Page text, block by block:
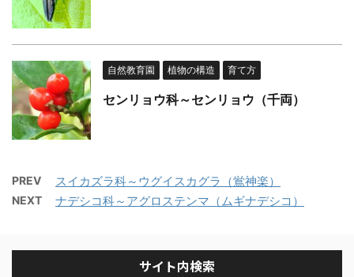
自然教育園 植物の構造 育て方
センリョウ科～センリョウ（千両）
PREV スイカズラ科～ウグイスカグラ（鴬神楽）
NEXT ナデシコ科～アグロステンマ（ムギナデシコ）
サイト内検索